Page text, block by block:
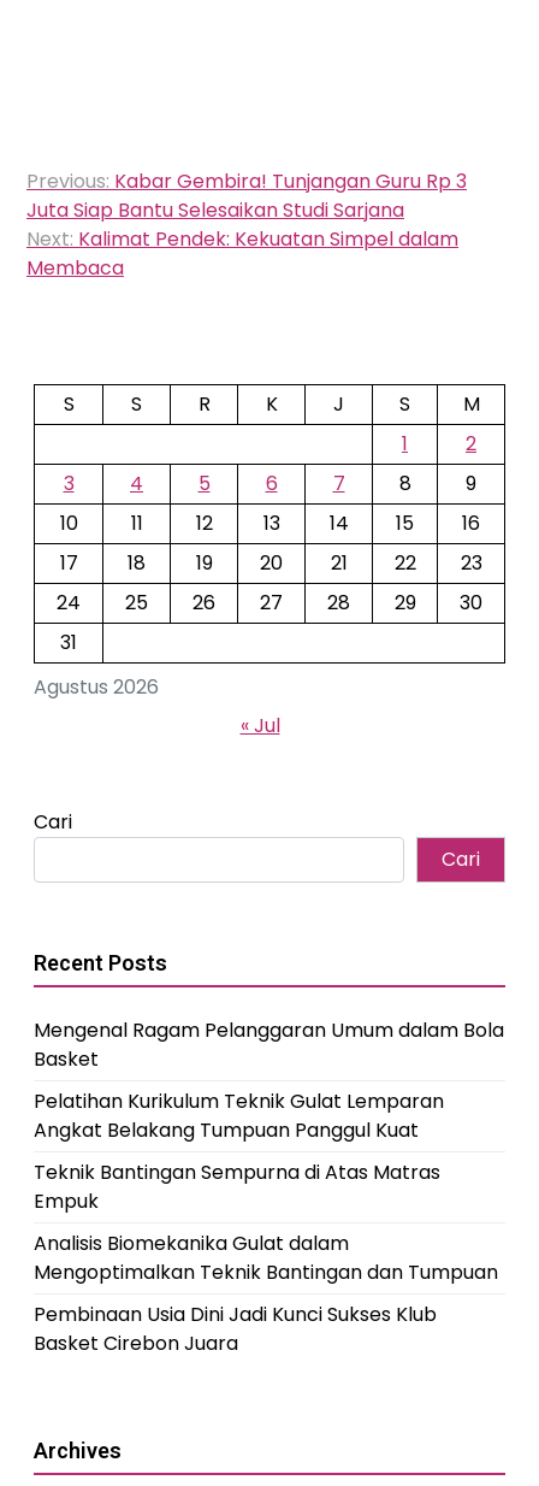
Navigasi
pos
Previous: Kabar Gembira! Tunjangan Guru Rp 3
Juta Siap Bantu Selesaikan Studi Sarjana
Next: Kalimat Pendek: Kekuatan Simpel dalam
Membaca
Agustus 2026
S S R K J S
M
1
2
3
4 5 6 7 8
9
10
11 12 13 14 15
16
17
18 19 20 21 22
23
24
25 26 27 28 29
30
31
« Jul
Cari
Cari
Recent Posts
Mengenal Ragam Pelanggaran Umum dalam Bola
Basket
Pelatihan Kurikulum Teknik Gulat Lemparan
Angkat Belakang Tumpuan Panggul Kuat
Teknik Bantingan Sempurna di Atas Matras
Empuk
Analisis Biomekanika Gulat dalam
Mengoptimalkan Teknik Bantingan dan Tumpuan
Pembinaan Usia Dini Jadi Kunci Sukses Klub
Basket Cirebon Juara
Archives